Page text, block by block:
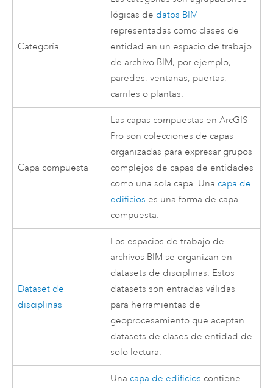
Categoría
lógicas de datos BIM
representadas como clases de
entidad en un espacio de trabajo
de archivo BIM, por ejemplo,
paredes, ventanas, puertas,
carriles o plantas.
Capa compuesta
Las capas compuestas enArcGIS
Pro son colecciones de capas
organizadas para expresar grupos
complejos de capas de entidades
como una sola capa. Una capa de
edificios es una forma de capa
compuesta.
Dataset de
disciplinas
Los espacios de trabajo de
archivos BIM se organizan en
datasets de disciplinas. Estos
datasets son entradas válidas
para herramientas de
geoprocesamiento que aceptan
datasets de clases de entidad de
solo lectura.
Una capa de edificios contiene